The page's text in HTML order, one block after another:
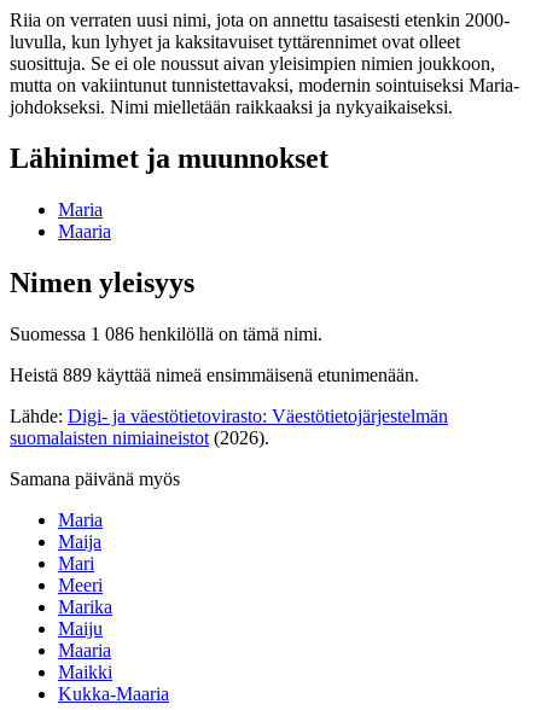
Riia on verraten uusi nimi, jota on annettu tasaisesti etenkin 2000-
luvulla, kun lyhyet ja kaksitavuiset tyttärennimet ovat olleet
suosittuja. Se ei ole noussut aivan yleisimpien nimien joukkoon,
mutta on vakiintunut tunnistettavaksi, modernin sointuiseksi Maria-
johdokseksi. Nimi mielletään raikkaaksi ja nykyaikaiseksi.
Lähinimet ja muunnokset
Maria
Maaria
Nimen yleisyys
Suomessa 1 086 henkilöllä on tämä nimi.
Heistä 889 käyttää nimeä ensimmäisenä etunimenään.
Lähde: Digi- ja väestötietovirasto: Väestötietojärjestelmän
suomalaisten nimiaineistot (2026).
Samana päivänä myös
Maria
Maija
Mari
Meeri
Marika
Maiju
Maaria
Maikki
Kukka-Maaria